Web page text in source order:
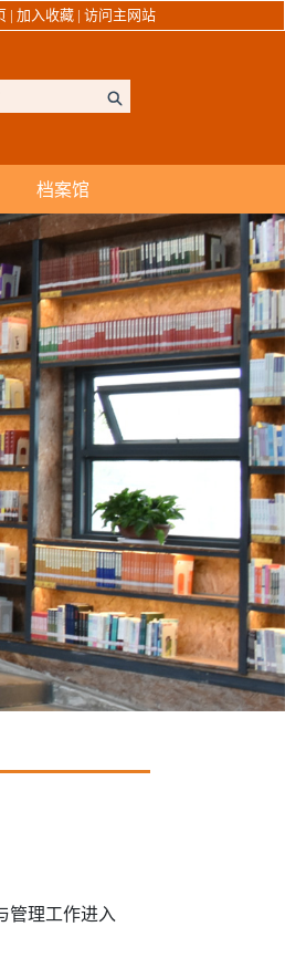
| 加入收藏 | 访问主网站
档案馆
管理工作进入